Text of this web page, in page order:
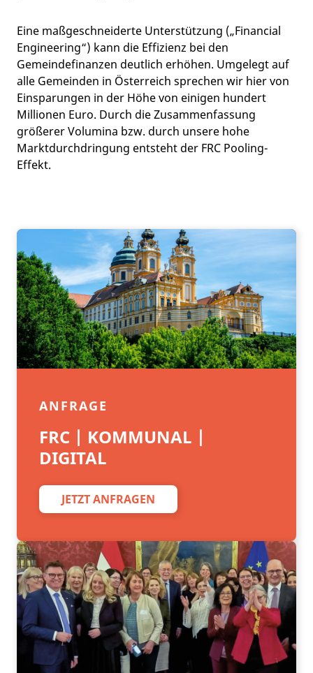
Eine maßgeschneiderte Unterstützung („Financial
Engineering“) kann die Effizienz bei den
Gemeindefinanzen deutlich erhöhen. Umgelegt auf
alle Gemeinden in Österreich sprechen wir hier von
Einsparungen in der Höhe von einigen hundert
Millionen Euro. Durch die Zusammenfassung
größerer Volumina bzw. durch unsere hohe
Marktdurchdringung entsteht der FRC Pooling-
Effekt.
ANFRAGE
FRC | KOMMUNAL |
DIGITAL
JETZT ANFRAGEN